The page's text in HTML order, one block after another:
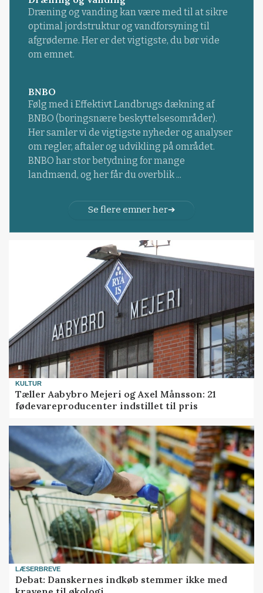
Dræning og vanding kan være med til at sikre
optimal jordstruktur og vandforsyning til
afgrøderne. Her er det vigtigste, du bør vide
om emnet.
BNBO
Følg med i Effektivt Landbrugs dækning af
BNBO (boringsnære beskyttelsesområder).
Her samler vi de vigtigste nyheder og analyser
om regler, aftaler og udvikling på området.
BNBO har stor betydning for mange
landmænd, og her får du overblik ...
Se flere emner her
KULTUR
Tæller Aabybro Mejeri og Axel Månsson: 21
fødevareproducenter indstillet til pris
LÆSERBREVE
Debat: Danskernes indkøb stemmer ikke med